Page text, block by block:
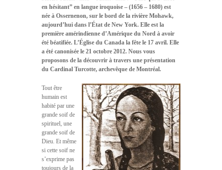
en hésitant” en langue iroquoise – (1656 – 1680) est
née à Ossernenon, sur le bord de la rivière Mohawk,
aujourd’hui dans l’État de New York. Elle est la
première amérindienne d’Amérique du Nord à avoir
été béatifiée. L’Église du Canada la fête le 17 avril. Elle
a été canonisée le 21 octobre 2012. Nous vous
proposons de la découvrir à travers une présentation
du Cardinal Turcotte, archevêque de Montréal.
Tout être
humain est
habité par une
grande soif de
spirituel, une
grande soif de
Dieu. Et même
si cette soif ne
s’exprime pas
toujours de la